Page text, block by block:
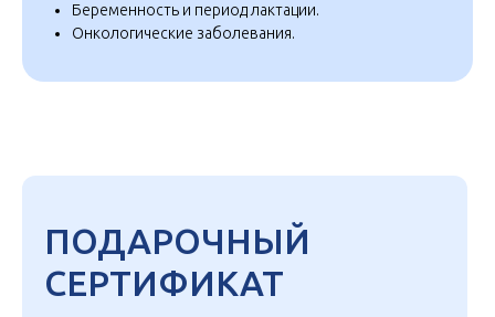
Беременность и период лактации.
Онкологические заболевания.
ПОДАРОЧНЫЙ
СЕРТИФИКАТ